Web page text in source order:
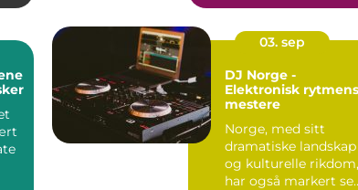
03. sep
DJ Norge -
Elektronisk rytmens
mestere
Norge, med sitt
dramatiske landskap
og kulturelle rikdom,
har også markert